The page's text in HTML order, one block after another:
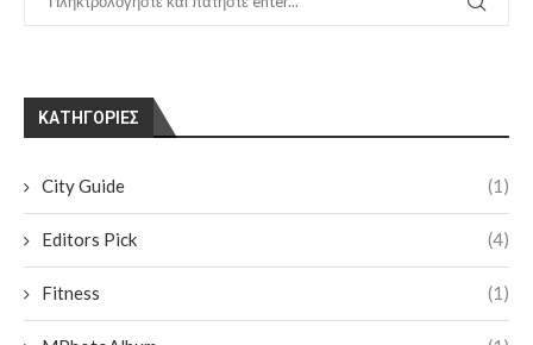
KΑΤΗΓΟΡΊΕΣ
City Guide (1)
Editors Pick (4)
Fitness (1)